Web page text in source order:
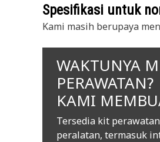
Spesifikasi untuk
Kami masih berupaya
WAKTUNYA
PERAWATAN?
KAMI
Tersedia kit
peralatan, termasuk